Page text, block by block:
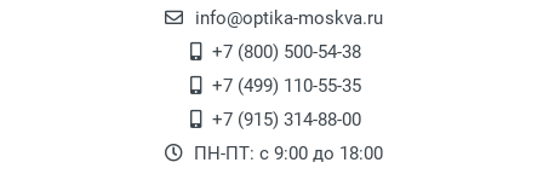
Оплата товара производится
наличными непосредственно на пункте
выдачи товара.
офисе по адресу: г. Москва,
Переведеновский переулок 17, корпус 1,
второй этаж, тел. +7 (499) 110-55-35.
После того, как заказ поступает в пункт
выдачи, наш менеджер связывается с
клиентом и оповещает о поступлении
info@optika-moskva.ru
+7 (800) 500-54-38
+7 (499) 110-55-35
+7 (915) 314-88-00
ПН-ПТ: с 9:00 до 18:00